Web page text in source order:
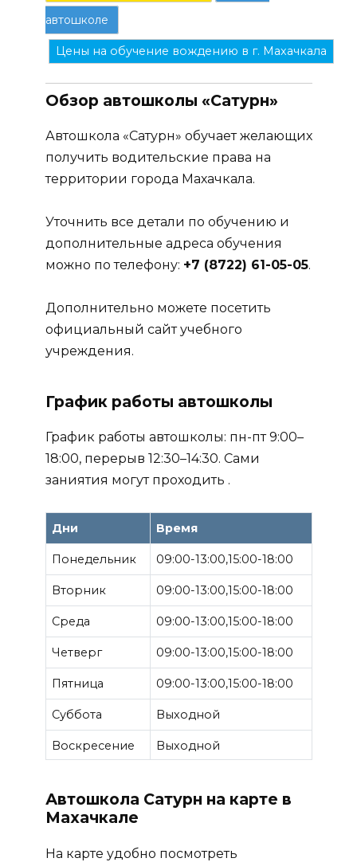
автошколе
Цены на обучение вождению в г. Махачкала
Обзор автошколы «Сатурн»
Автошкола «Сатурн» обучает желающих
получить водительские права на
территории города Махачкала.
Уточнить все детали по обучению и
дополнительные адреса обучения
можно по телефону: +7 (8722) 61-05-05.
Дополнительно можете посетить
официальный сайт учебного
учреждения.
График работы автошколы
График работы автошколы: пн-пт 9:00–
18:00, перерыв 12:30–14:30. Сами
заниятия могут проходить .
Дни Время
Понедельник 09:00-13:00,15:00-18:00
Вторник 09:00-13:00,15:00-18:00
Среда 09:00-13:00,15:00-18:00
Четверг 09:00-13:00,15:00-18:00
Пятница 09:00-13:00,15:00-18:00
Суббота Выходной
Воскресение Выходной
Автошкола Сатурн на карте в
Махачкале
На карте удобно посмотреть